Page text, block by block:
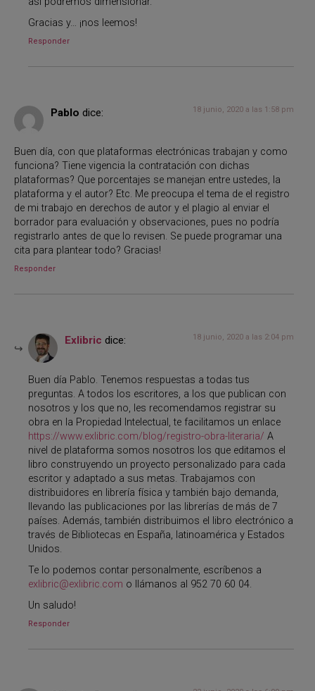
Gracias y… ¡nos leemos!
Responder
Pablo dice: 18 junio, 2020 a las 1:58 pm
Buen día, con que plataformas electrónicas trabajan y como
funciona? Tiene vigencia la contratación con dichas
plataformas? Que porcentajes se manejan entre ustedes, la
plataforma y el autor? Etc. Me preocupa el tema de el registro
de mi trabajo en derechos de autor y el plagio al enviar el
borrador para evaluación y observaciones, pues no podría
registrarlo antes de que lo revisen. Se puede programar una
cita para plantear todo? Gracias!
Responder
Exlibric dice: 18 junio, 2020 a las 2:04 pm
Buen día Pablo. Tenemos respuestas a todas tus
preguntas. A todos los escritores, a los que publican con
nosotros y los que no, les recomendamos registrar su
obra en la Propiedad Intelectual, te facilitamos un enlace
https://www.exlibric.com/blog/registro-obra-literaria/ A
nivel de plataforma somos nosotros los que editamos el
libro construyendo un proyecto personalizado para cada
escritor y adaptado a sus metas. Trabajamos con
distribuidores en librería física y también bajo demanda,
llevando las publicaciones por las librerías de más de 7
países. Además, también distribuimos el libro electrónico a
través de Bibliotecas en España, latinoamérica y Estados
Unidos.
Te lo podemos contar personalmente, escríbenos a
exlibric@exlibric.com o llámanos al 952 70 60 04.
Un saludo!
Responder